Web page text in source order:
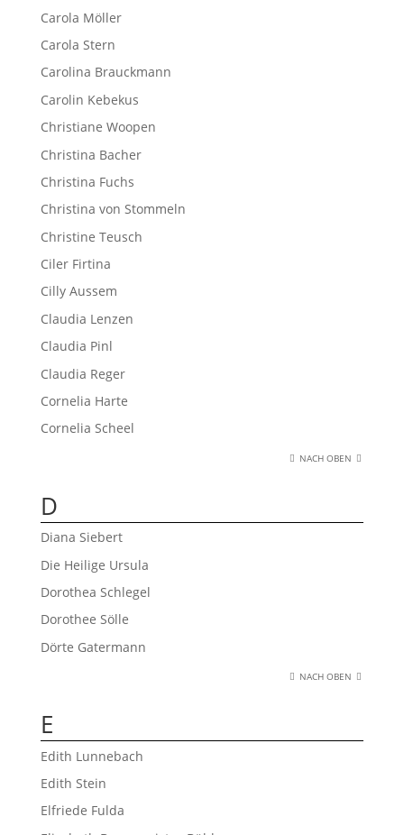
Carola Möller
Carola Stern
Carolina Brauckmann
Carolin Kebekus
Christiane Woopen
Christina Bacher
Christina Fuchs
Christina von Stommeln
Christine Teusch
Ciler Firtina
Cilly Aussem
Claudia Lenzen
Claudia Pinl
Claudia Reger
Cornelia Harte
Cornelia Scheel
NACH OBEN
D
Diana Siebert
Die Heilige Ursula
Dorothea Schlegel
Dorothee Sölle
Dörte Gatermann
NACH OBEN
E
Edith Lunnebach
Edith Stein
Elfriede Fulda